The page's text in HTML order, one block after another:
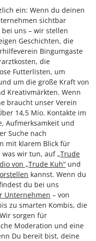
ein: Wenn du deinen
sichtbar
uns – wir stellen
Geschichten, die
Bingumgaste
die
Futterlisten, um
um die große Kraft von
Kreativmärkten. Wenn
braucht unser Verein
14,5 Mio. Kontakte im
Aufmerksamkeit und
Suche nach
mit klarem Blick für
was wir tun, auf„Trude
von „Trude Kuh“ und
kannst. Wenn du
du bei uns
Unternehmen – von
zu smarten Kombis, die
sorgen für
Moderation und eine
Du bereit bist, deine